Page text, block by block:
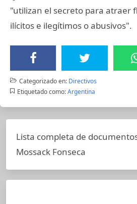
"utilizan el secreto para atraer
ilícitos e ilegítimos o abusivos".
Categorizado en: Directivos
Etiquetado como: Argentina
Lista completa de
Mossack Fonseca